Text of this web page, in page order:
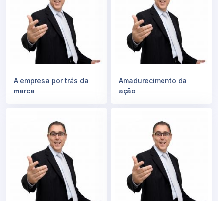
A empresa por trás da
marca
Amadurecimento da
ação